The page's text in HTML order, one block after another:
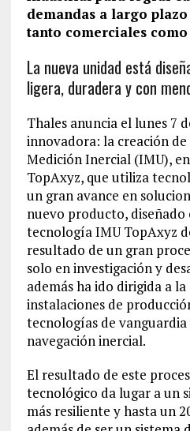
demandas a largo
tanto comerciales
La nueva unidad está
ligera, duradera y con
Thales anuncia el lunes 7
innovadora: la creación
Medición Inercial (IMU),
TopAxyz, que utiliza
un gran avance en
nuevo producto, diseñado
tecnología IMU TopAxyz
resultado de un gran
solo en investigación y
además ha ido dirigida a
instalaciones de
tecnologías de
navegación inercial.
El resultado de este
tecnológico da lugar a un
más resiliente y hasta un